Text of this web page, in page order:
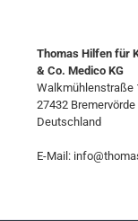
Thomas Hilfen für
& Co. Medico KG
Walkmühlenstraße
27432 Bremervörde
Deutschland
E-Mail: